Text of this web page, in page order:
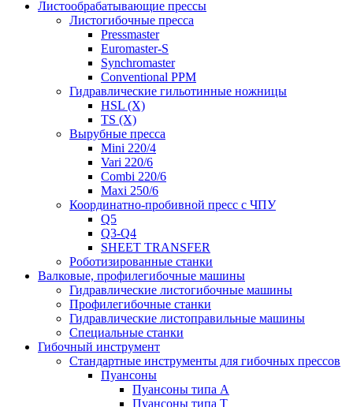
Листообрабатывающие прессы
Листогибочные пресса
Pressmaster
Euromaster-S
Synchromaster
Conventional PPM
Гидравлические гильотинные ножницы
HSL (X)
TS (X)
Вырубные пресса
Mini 220/4
Vari 220/6
Combi 220/6
Maxi 250/6
Координатно-пробивной пресс с ЧПУ
Q5
Q3-Q4
SHEET TRANSFER
Роботизированные станки
Валковые, профилегибочные машины
Гидравлические листогибочные машины
Профилегибочные станки
Гидравлические листоправильные машины
Специальные станки
Гибочный инструмент
Стандартные инструменты для гибочных прессов
Пуансоны
Пуансоны типа A
Пуансоны типа T